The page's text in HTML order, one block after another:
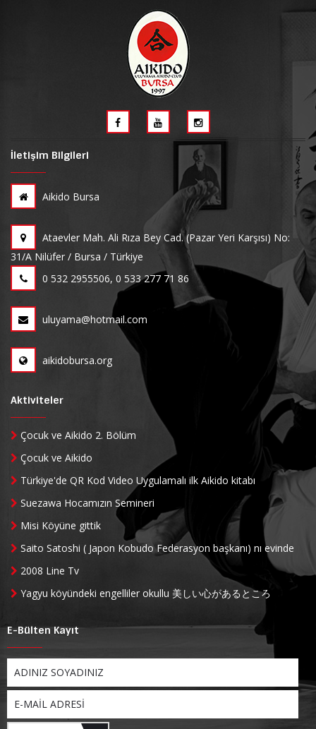
İletişim Bilgileri
Aikido Bursa
Ataevler Mah. Ali Rıza Bey Cad. (Pazar Yeri Karşısı) No:
31/A Nilüfer / Bursa / Türkiye
0 532 2955506, 0 533 277 71 86
uluyama@hotmail.com
aikidobursa.org
Aktiviteler
Çocuk ve Aikido 2. Bölüm
Çocuk ve Aikido
Türkiye'de QR Kod Video Uygulamalı ilk Aikido kitabı
Suezawa Hocamızın Semineri
Misi Köyüne gittik
Saito Satoshi ( Japon Kobudo Federasyon başkanı) nı evinde
2008 Line Tv
Yagyu köyündeki engelliler okullu 美しい心があるところ
E-Bülten Kayıt